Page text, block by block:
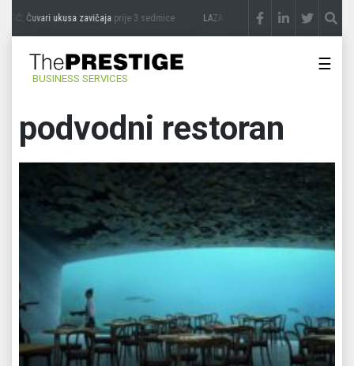
Čuvari ukusa zavičajaprije 3 sedmice LAZAR ĐURIĆ: Promocija potencijal
BUSINESS SERVICES
☰
podvodni restoran